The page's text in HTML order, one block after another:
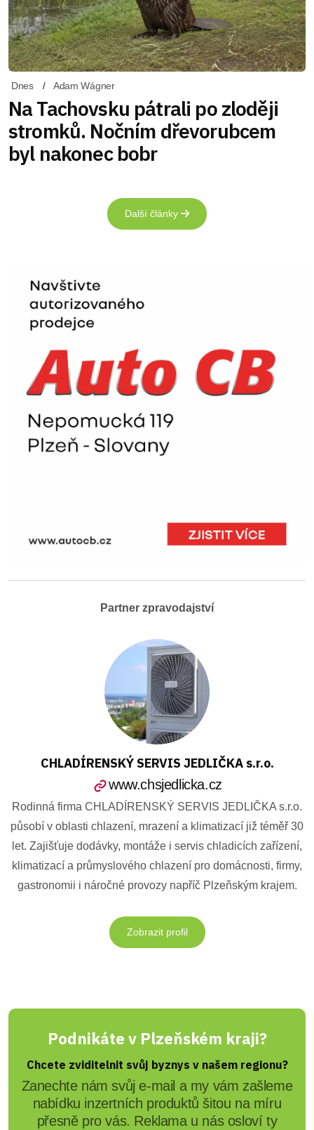
Dnes Adam Wágner
Na Tachovsku pátrali po zloději
stromků. Nočním dřevorubcem
byl nakonec bobr
Další články
Partner zpravodajství
CHLADÍRENSKÝ SERVIS JEDLIČKA s.r.o.
www.chsjedlicka.cz
Rodinná firma CHLADÍRENSKÝ SERVIS JEDLIČKA s.r.o.
působí v oblasti chlazení, mrazení a klimatizací již téměř 30
let. Zajišťuje dodávky, montáže i servis chladicích zařízení,
klimatizací a průmyslového chlazení pro domácnosti, firmy,
gastronomii i náročné provozy napříč Plzeňským krajem.
Zobrazit profil
Podnikáte v Plzeňském kraji?
Chcete zviditelnit svůj byznys v našem regionu?
Zanechte nám svůj e-mail a my vám zašleme
nabídku inzertních produktů šitou na míru
přesně pro vás. Reklama u nás osloví ty